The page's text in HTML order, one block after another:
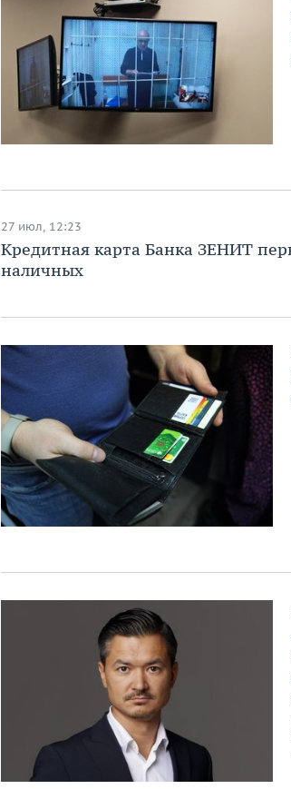
27 июл, 12:23
Кредитная карта Банка ЗЕНИТ
наличных